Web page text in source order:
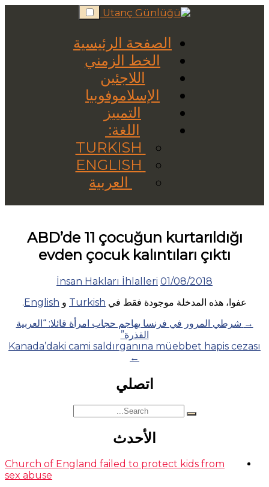
Skip
to
الصفحة الرئيسية
الخط الزمني
اللاجئين
الإسلاموفوبيا
التمييز
اللغة:
العربية
ABD’de 11 çocuğun kurtarıldığı
evden çocuk kalıntıları çıktı
01/08/2018
İnsan Hakları İhlalleri
عفوا، هذه المدخلة موجودة فقط في Turkish و English
.
Posts
navigation
→ شرطي المرور في فرنسا يهاجم حجاب امرأة قائلا: “العربية
القذرة”
Kanada’daki cami saldırganına müebbet hapis cezası
←
اتصلي
Search
for:
الأحدث
Church of England failed to protect kids from
sex abuse